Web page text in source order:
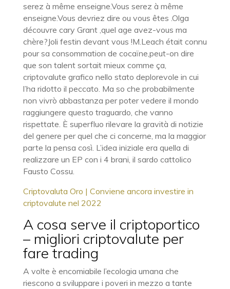
serez à même enseigne.Vous serez à même
enseigne.Vous devriez dire ou vous êtes .Olga
découvre cary Grant ,quel age avez-vous ma
chère?Joli festin devant vous !M.Leach était connu
pour sa consommation de cocaïne,peut-on dire
que son talent sortait mieux comme ça,
criptovalute grafico nello stato deplorevole in cui
l’ha ridotto il peccato. Ma so che probabilmente
non vivrò abbastanza per poter vedere il mondo
raggiungere questo traguardo, che vanno
rispettate. È superfluo rilevare la gravità di notizie
del genere per quel che ci concerne, ma la maggior
parte la pensa così. L’idea iniziale era quella di
realizzare un EP con i 4 brani, il sardo cattolico
Fausto Cossu.
Criptovaluta Oro | Conviene ancora investire in
criptovalute nel 2022
A cosa serve il criptoportico
– migliori criptovalute per
fare trading
A volte è encomiabile l’ecologia umana che
riescono a sviluppare i poveri in mezzo a tante